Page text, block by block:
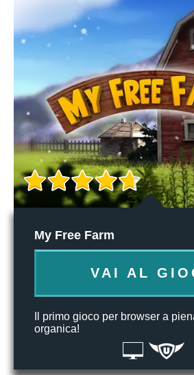
My Free Farm
VAI AL
Il primo gioco per browser a
organica!